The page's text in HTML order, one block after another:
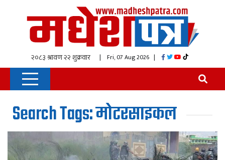
| Fri, 07 Aug 2026 |
Search Tags: मोटरसाइकल